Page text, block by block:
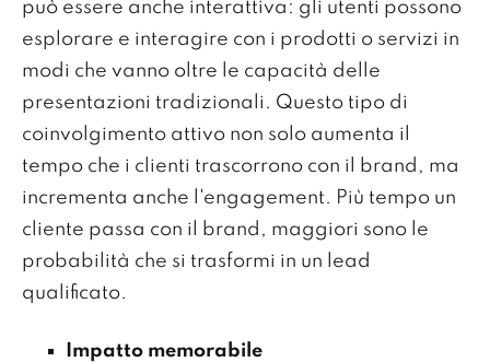
può essere anche interattiva: gli utenti possono
esplorare e interagire con i prodotti o servizi in
modi che vanno oltre le capacità delle
presentazioni tradizionali. Questo tipo di
coinvolgimento attivo non solo aumenta il
tempo che i clienti trascorrono con il brand, ma
incrementa anche l'engagement. Più tempo un
cliente passa con il brand, maggiori sono le
probabilità che si trasformi in un lead
qualificato.
Impatto memorabile